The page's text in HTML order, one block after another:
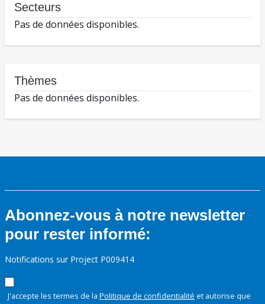
Secteurs
Pas de données disponibles.
Thèmes
Pas de données disponibles.
Abonnez-vous à notre newsletter
pour rester informé:
Notifications sur Project P009414
J'accepte les termes de la Politique de confidentialité et autorise que